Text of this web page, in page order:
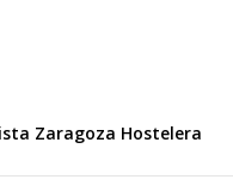
Zaragoza Hostelera